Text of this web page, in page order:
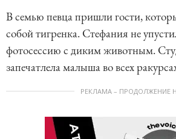
В семью певца пришли гости,
собой тигренка. Стефания не
фотосессию с диким животным.
запечатлела малыша во всех
РЕКЛАМА – ПРОДОЛЖЕНИЕ